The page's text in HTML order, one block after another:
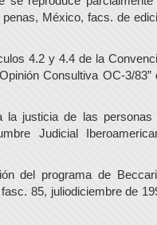
México, facs. de
4.2 y 4.4 de la
Consultiva OC-3/83”
la justicia de las personas
Judicial
del programa de
85, juliodiciembre de